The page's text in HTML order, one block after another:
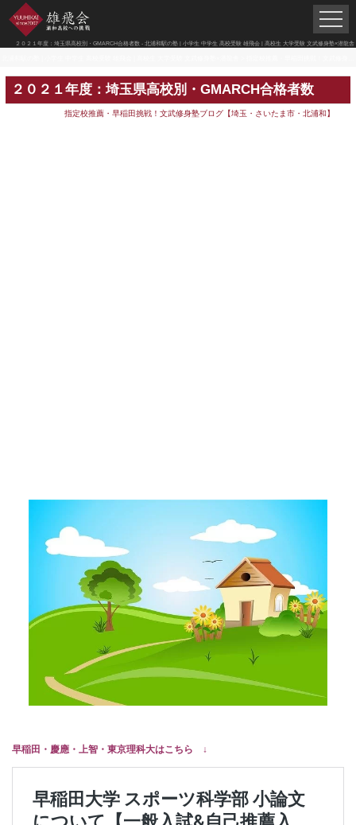
２０２１年度：埼玉県高校別・GMARCH合格者数 - 北浦和駅の塾 | 小学生 中学生 高校受験 雄飛会 | 高校生 大学受験 文武修身塾×潜龍舎
２０２１年度：埼玉県高校別・GMARCH合格者数
指定校推薦・早稲田挑戦！文武修身塾ブログ【埼玉・さいたま市・北浦和】
早稲田・慶應・上智・東京理科大はこちら ↓